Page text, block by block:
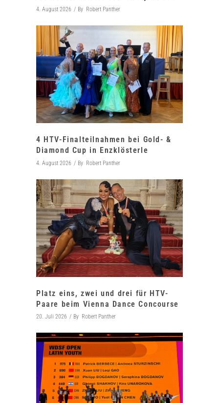
4. August 2026 By Robert Panther
4 HTV-Finalteilnahmen bei Gold- &
Diamond Cup in Enzklösterle
4. August 2026 By Robert Panther
Platz eins, zwei und drei für HTV-
Paare beim Vienna Dance Concourse
20. Juli 2026 By Robert Panther